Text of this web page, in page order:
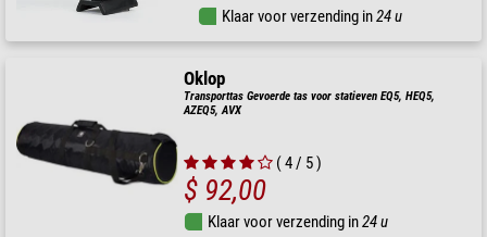
Klaar voor verzending in24 u
Oklop
Transporttas Gevoerde tas voor statieven EQ5, HEQ5,
AZEQ5, AVX
( 4 / 5 )
$ 92,00
Klaar voor verzending in24 u